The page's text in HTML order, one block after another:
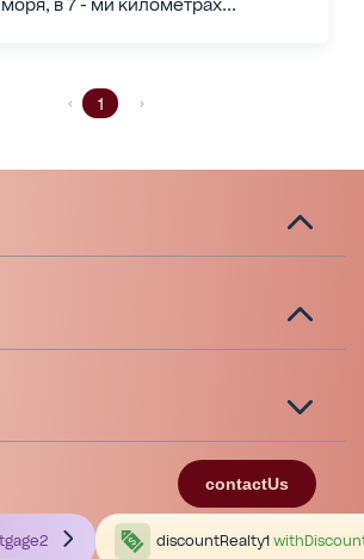
в 7 - ми километрах...
1
contactUs
discountRealty1